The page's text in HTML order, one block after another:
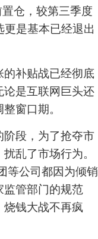
仓，较第三季度
是基本已经退出
补贴战已经彻底
论是互联网巨头还
窗口期。
段，为了抢夺市
乱了市场行为。
等公司都因为倾销
监管部门的规范
烧钱大战不再疯